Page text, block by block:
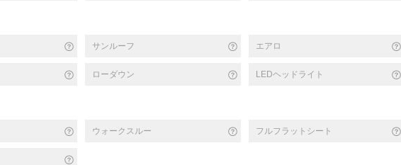
サンルーフ エアロ
ローダウン LEDヘッドライト
ウォークスルー フルフラットシート